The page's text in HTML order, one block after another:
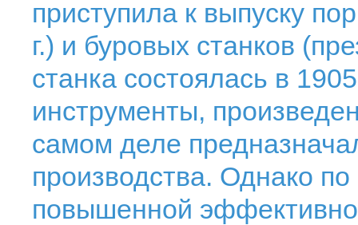
приступила к выпуску
г.) и буровых станков
станка состоялась в
инструменты,
самом деле
производства. Однако
повышенной